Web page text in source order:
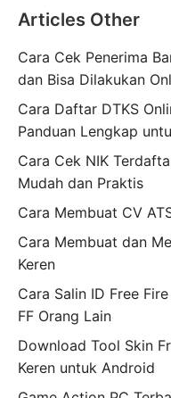
Articles Other
Cara Cek Penerima
dan Bisa Dilakukan
Cara Daftar DTKS
Panduan Lengkap
Cara Cek NIK
Mudah dan Praktis
Cara Membuat CV
Cara Membuat dan
Keren
Cara Salin ID Free
FF Orang Lain
Download Tool Skin
Keren untuk Android